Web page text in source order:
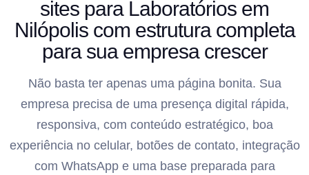
sites para Laboratórios em
Nilópolis com estrutura completa
para sua empresa crescer
Não basta ter apenas uma página bonita. Sua
empresa precisa de uma presença digital rápida,
responsiva, com conteúdo estratégico, boa
experiência no celular, botões de contato, integração
com WhatsApp e uma base preparada para